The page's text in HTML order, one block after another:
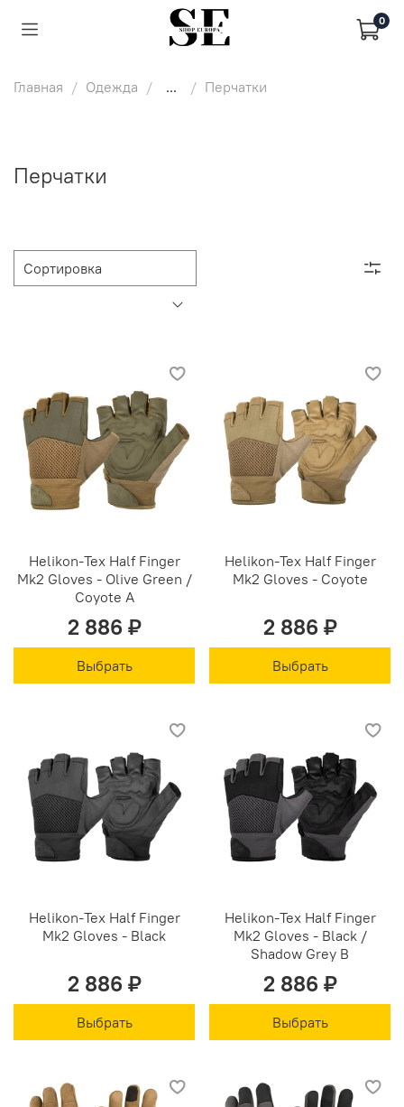
0
Главная Одежда ... Перчатки
Перчатки
Helikon-Tex Half Finger
Mk2 Gloves - Olive Green /
Coyote A
2 886 ₽
Выбрать
Helikon-Tex Half Finger
Mk2 Gloves - Coyote
2 886 ₽
Выбрать
Helikon-Tex Half Finger
Mk2 Gloves - Black
2 886 ₽
Выбрать
Helikon-Tex Half Finger
Mk2 Gloves - Black /
Shadow Grey B
2 886 ₽
Выбрать